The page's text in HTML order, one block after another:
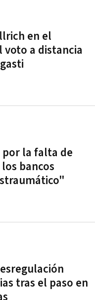
en el
voto a distancia
por la falta de
bancos
tras el paso en